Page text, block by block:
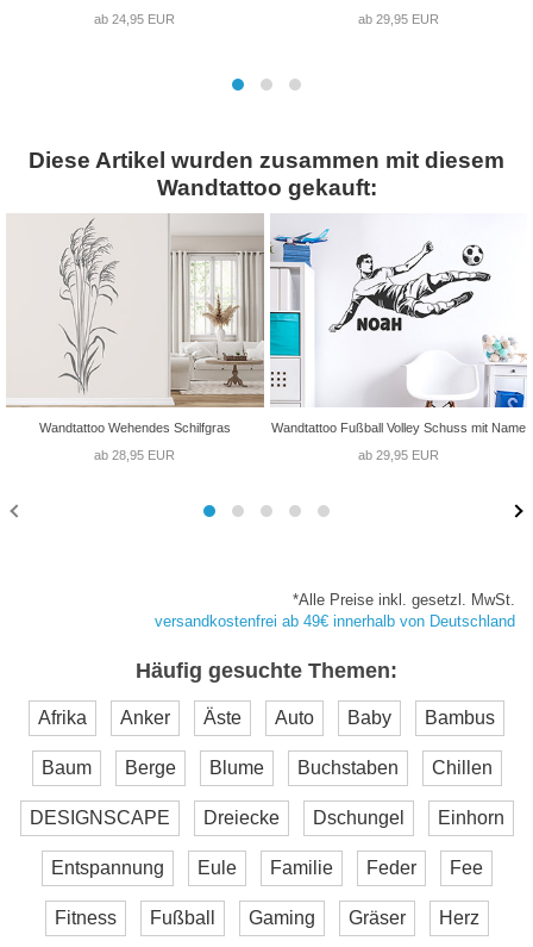
ab 24,95 EUR
ab 29,95 EUR
Diese Artikel wurden zusammen mit diesem
Wandtattoo gekauft:
Wandtattoo Wehendes Schilfgras
ab 28,95 EUR
Wandtattoo Fußball Volley Schuss mit Name
ab 29,95 EUR
*Alle Preise inkl. gesetzl. MwSt.
versandkostenfrei ab 49€ innerhalb von Deutschland
Häufig gesuchte Themen:
Afrika Anker Äste Auto Baby Bambus
Baum Berge Blume Buchstaben Chillen
DESIGNSCAPE Dreiecke Dschungel Einhorn
Entspannung Eule Familie Feder Fee
Fitness Fußball Gaming Gräser Herz